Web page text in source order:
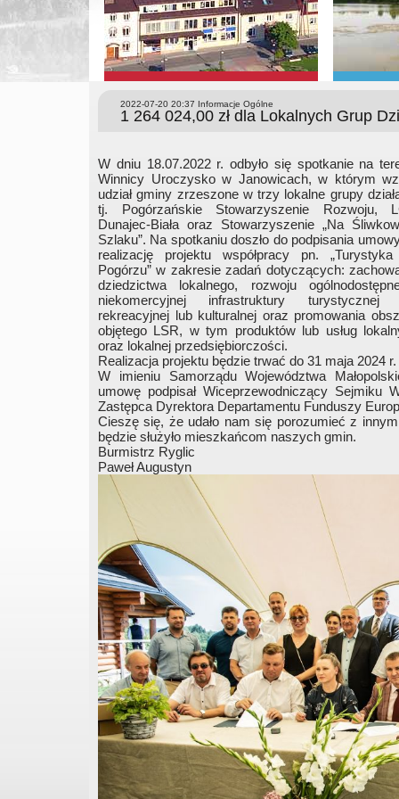
2022-07-20 20:37 Informacje Ogólne
1 264 024,00 zł dla Lokalnych Grup
W dniu 18.07.2022 r. odbyło się spotkanie na
Winnicy Uroczysko w Janowicach, w którym
udział gminy zrzeszone w trzy lokalne grupy
tj. Pogórzańskie Stowarzyszenie Rozwoju,
Dunajec-Biała oraz Stowarzyszenie „Na
Szlaku”. Na spotkaniu doszło do podpisania
realizację projektu współpracy pn.
Pogórzu” w zakresie zadań dotyczących:
dziedzictwa lokalnego, rozwoju
niekomercyjnej infrastruktury turystycznej
rekreacyjnej lub kulturalnej oraz promowania
objętego LSR, w tym produktów lub usług
oraz lokalnej przedsiębiorczości.
Realizacja projektu będzie trwać do 31 maja 2024 r.
W imieniu Samorządu Województwa
umowę podpisał Wiceprzewodniczący Sejmiku
Zastępca Dyrektora Departamentu Funduszy
Cieszę się, że udało nam się porozumieć z
będzie służyło mieszkańcom naszych gmin.
Burmistrz Ryglic
Paweł Augustyn